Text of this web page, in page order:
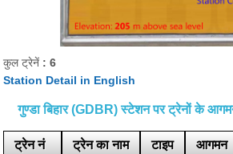
कुल ट्रेनें : 6
Station Detail in English
गुण्डा बिहार (GDBR) स्टेशन पर ट्रेनों के
ट्रेन नं ट्रेन का नाम टाइप आगमन